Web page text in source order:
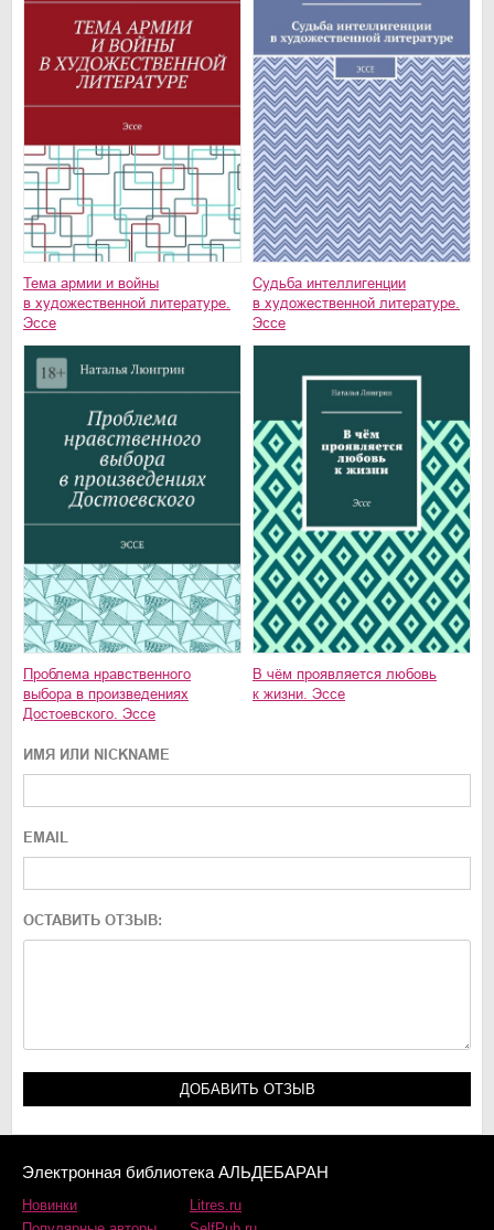
Тема армии и войны
в художественной литературе.
Эссе
Судьба интеллигенции
в художественной литературе.
Эссе
Проблема нравственного
выбора в произведениях
Достоевского. Эссе
В чём проявляется любовь
к жизни. Эссе
ИМЯ ИЛИ NICKNAME
EMAIL
ОСТАВИТЬ ОТЗЫВ:
Электронная библиотека АЛЬДЕБАРАН
Новинки
Litres.ru